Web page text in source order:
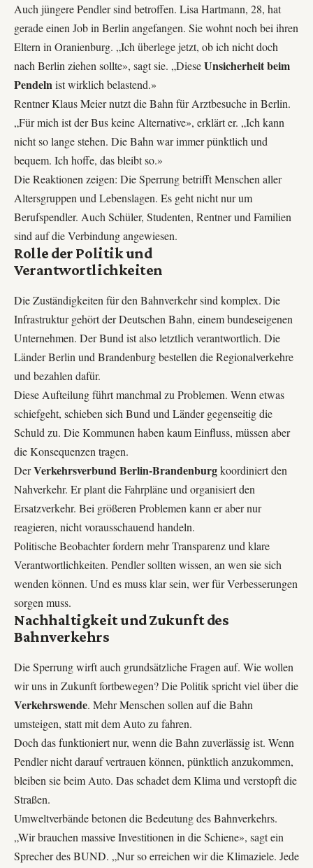
Auch jüngere Pendler sind betroffen. Lisa Hartmann, 28, hat
gerade einen Job in Berlin angefangen. Sie wohnt noch bei ihren
Eltern in Oranienburg. „Ich überlege jetzt, ob ich nicht doch
nach Berlin ziehen sollte», sagt sie. „DieseUnsicherheit beim
Pendelnist wirklich belastend.»
Rentner Klaus Meier nutzt die Bahn für Arztbesuche in Berlin.
„Für mich ist der Bus keine Alternative», erklärt er. „Ich kann
nicht so lange stehen. Die Bahn war immer pünktlich und
bequem. Ich hoffe, das bleibt so.»
Die Reaktionen zeigen: Die Sperrung betrifft Menschen aller
Altersgruppen und Lebenslagen. Es geht nicht nur um
Berufspendler. Auch Schüler, Studenten, Rentner und Familien
sind auf die Verbindung angewiesen.
Rolle der Politik und
Verantwortlichkeiten
Die Zuständigkeiten für den Bahnverkehr sind komplex. Die
Infrastruktur gehört der Deutschen Bahn, einem bundeseigenen
Unternehmen. Der Bund ist also letztlich verantwortlich. Die
Länder Berlin und Brandenburg bestellen die Regionalverkehre
und bezahlen dafür.
Diese Aufteilung führt manchmal zu Problemen. Wenn etwas
schiefgeht, schieben sich Bund und Länder gegenseitig die
Schuld zu. Die Kommunen haben kaum Einfluss, müssen aber
die Konsequenzen tragen.
DerVerkehrsverbund Berlin-Brandenburgkoordiniert den
Nahverkehr. Er plant die Fahrpläne und organisiert den
Ersatzverkehr. Bei größeren Problemen kann er aber nur
reagieren, nicht vorausschauend handeln.
Politische Beobachter fordern mehr Transparenz und klare
Verantwortlichkeiten. Pendler sollten wissen, an wen sie sich
wenden können. Und es muss klar sein, wer für Verbesserungen
sorgen muss.
Nachhaltigkeit und Zukunft des
Bahnverkehrs
Die Sperrung wirft auch grundsätzliche Fragen auf. Wie wollen
wir uns in Zukunft fortbewegen? Die Politik spricht viel über die
Verkehrswende. Mehr Menschen sollen auf die Bahn
umsteigen, statt mit dem Auto zu fahren.
Doch das funktioniert nur, wenn die Bahn zuverlässig ist. Wenn
Pendler nicht darauf vertrauen können, pünktlich anzukommen,
bleiben sie beim Auto. Das schadet dem Klima und verstopft die
Straßen.
Umweltverbände betonen die Bedeutung des Bahnverkehrs.
„Wir brauchen massive Investitionen in die Schiene», sagt ein
Sprecher des BUND. „Nur so erreichen wir die Klimaziele. Jede